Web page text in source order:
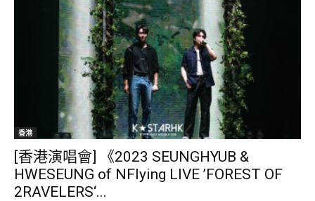
香港
[香港演唱會] 《2023 SEUNGHYUB &
HWESEUNG of NFlying LIVE ’FOREST OF
2RAVELERS‘...